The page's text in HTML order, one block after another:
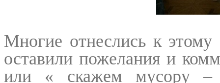
Многие отнеслись к этому
оставили пожелания и
или « скажем мусору –